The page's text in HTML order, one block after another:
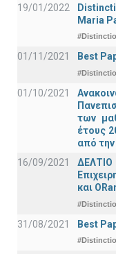
19/01/2022
Maria
01/11/2021 Best
01/10/2021
των
έτους
από
16/09/2021
και
31/08/2021 Best